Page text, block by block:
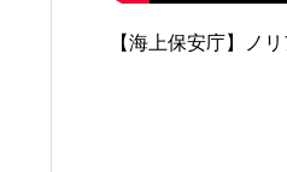
【海上保安庁】ノ